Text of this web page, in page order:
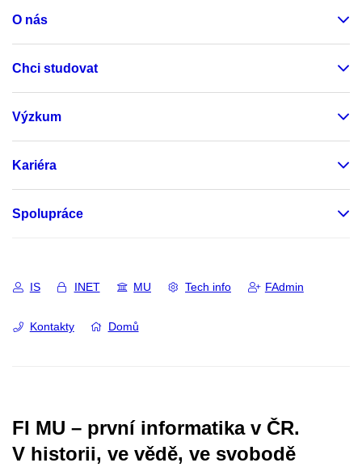
O nás
Chci studovat
Výzkum
Kariéra
Spolupráce
IS INET MU Tech info FAdmin
Kontakty Domů
FI MU – první informatika v ČR.
V historii, ve vědě, ve svobodě